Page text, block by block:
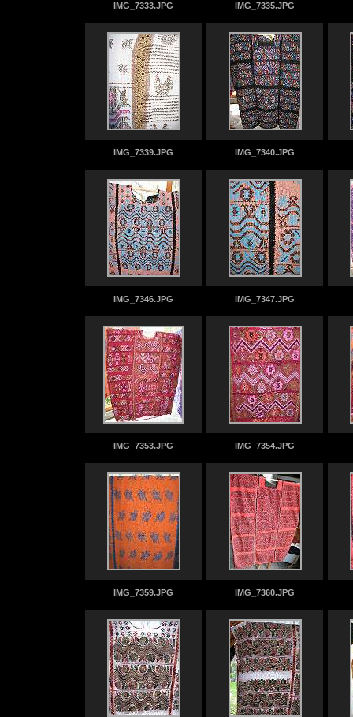
IMG_7333.JPG IMG_7335.JPG
IMG_7339.JPG IMG_7340.JPG
IMG_7346.JPG IMG_7347.JPG
IMG_7353.JPG IMG_7354.JPG
IMG_7359.JPG IMG_7360.JPG